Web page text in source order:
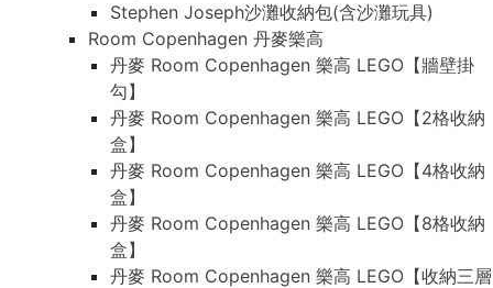
Stephen Joseph沙灘收納包(含沙灘玩具)
Room Copenhagen 丹麥樂高
丹麥 Room Copenhagen 樂高 LEGO【牆壁掛
勾】
丹麥 Room Copenhagen 樂高 LEGO【2格收納
盒】
丹麥 Room Copenhagen 樂高 LEGO【4格收納
盒】
丹麥 Room Copenhagen 樂高 LEGO【8格收納
盒】
丹麥 Room Copenhagen 樂高 LEGO【收納三層